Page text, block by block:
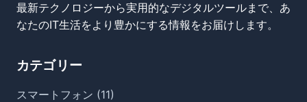
最新テクノロジーから実用的なデジタルツールまで、あ
なたのIT生活をより豊かにする情報をお届けします。
カテゴリー
スマートフォン (11)